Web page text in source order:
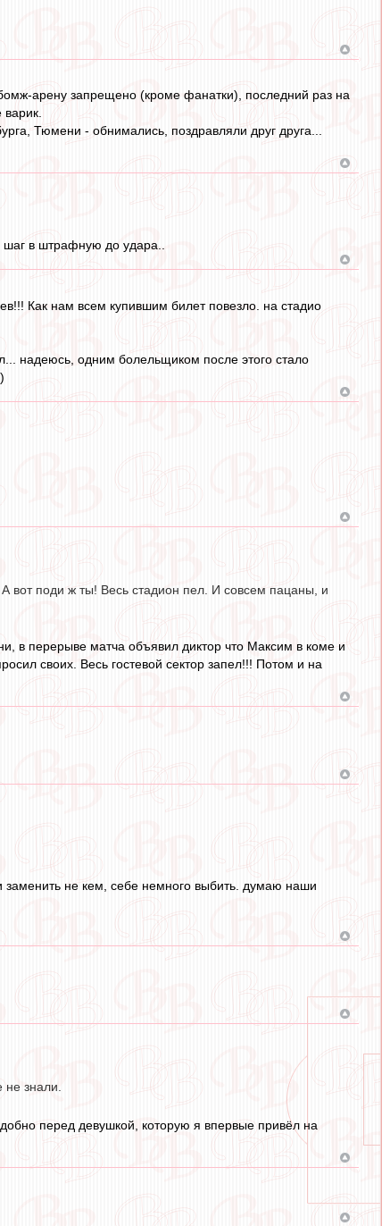
арену запрещено (кроме фанатки), последний раз на
варик.
Тюмени - обнимались, поздравляли друг друга...
шаг в штрафную до удара..
Как нам всем купившим билет повезло. на стадио
надеюсь, одним болельщиком после этого стало
вот поди ж ты! Весь стадион пел. И совсем пацаны, и
в перерыве матча объявил диктор что Максим в коме и
своих. Весь гостевой сектор запел!!! Потом и на
заменить не кем, себе немного выбить. думаю наши
знали.
перед девушкой, которую я впервые привёл на